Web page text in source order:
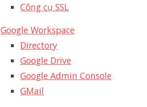
Công cụ SSL
Google Workspace
Directory
Google Drive
Google Admin Console
GMail